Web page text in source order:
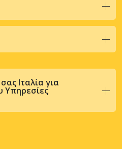
Ιταλία για
Υπηρεσίες